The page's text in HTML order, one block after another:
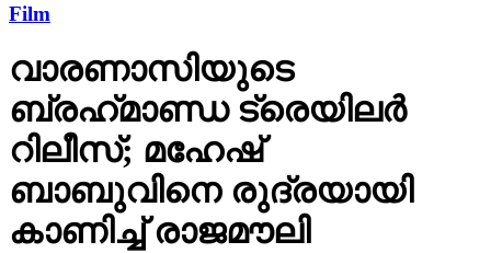
Film
വാരണാസിയുടെ
ബ്രഹ്‌മാണ്ഡ ട്രെയിലര്‍
റിലീസ്; മഹേഷ്
ബാബുവിനെ രുദ്രയായി
കാണിച്ച് രാജമൗലി